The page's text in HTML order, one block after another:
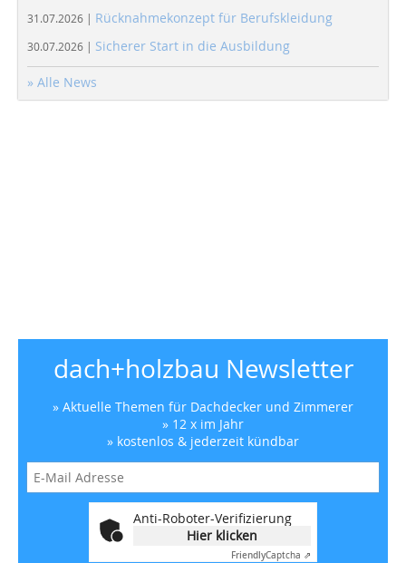
31.07.2026 | Rücknahmekonzept für Berufskleidung
30.07.2026 | Sicherer Start in die Ausbildung
» Alle News
dach+holzbau Newsletter
» Aktuelle Themen für Dachdecker und Zimmerer
» 12 x im Jahr
» kostenlos & jederzeit kündbar
Anti-Roboter-Verifizierung
Hier klicken
FriendlyCaptcha ⇗